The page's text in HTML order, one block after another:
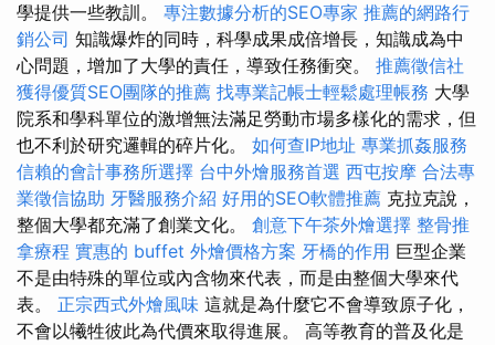
學提供一些教訓。 專注數據分析的SEO專家 推薦的網路行
銷公司 知識爆炸的同時，科學成果成倍增長，知識成為中
心問題，增加了大學的責任，導致任務衝突。 推薦徵信社
獲得優質SEO團隊的推薦 找專業記帳士輕鬆處理帳務 大學
院系和學科單位的激增無法滿足勞動市場多樣化的需求，但
也不利於研究邏輯的碎片化。 如何查IP地址 專業抓姦服務
信賴的會計事務所選擇 台中外燴服務首選 西屯按摩 合法專
業徵信協助 牙醫服務介紹 好用的SEO軟體推薦 克拉克說，
整個大學都充滿了創業文化。 創意下午茶外燴選擇 整骨推
拿療程 實惠的 buffet 外燴價格方案 牙橋的作用 巨型企業
不是由特殊的單位或內含物來代表，而是由整個大學來代
表。 正宗西式外燴風味 這就是為什麼它不會導致原子化，
不會以犧牲彼此為代價來取得進展。 高等教育的普及化是